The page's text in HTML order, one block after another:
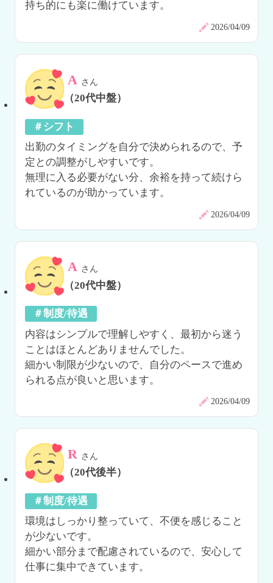
持ち的にも楽に働けています。
2026/04/09
A さん
（20代中盤）
＃シフト
出勤のタイミングを自分で決められるので、予
定との調整がしやすいです。
無理に入る必要がない分、余裕を持って続けら
れているのが助かっています。
2026/04/09
A さん
（20代中盤）
＃制度/待遇
内容はシンプルで理解しやすく、最初から迷う
ことはほとんどありませんでした。
細かい制限が少ないので、自分のペースで進め
られる点が良いと思います。
2026/04/09
R さん
（20代後半）
＃制度/待遇
環境はしっかり整っていて、不便を感じること
が少ないです。
細かい部分まで配慮されているので、安心して
仕事に集中できています。